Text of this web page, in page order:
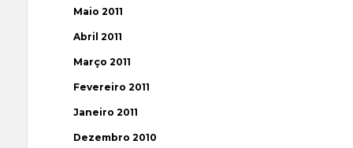
Maio 2011
Abril 2011
Março 2011
Fevereiro 2011
Janeiro 2011
Dezembro 2010